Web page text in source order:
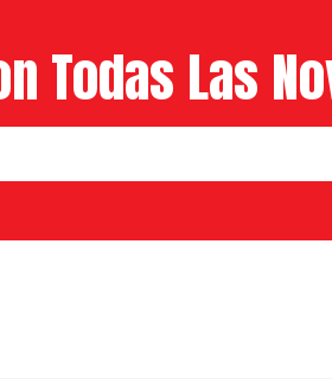
Todas Las